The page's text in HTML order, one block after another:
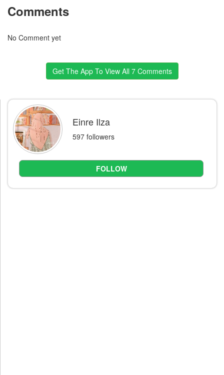
Comments
No Comment yet
Get The App To View All 7 Comments
Einre Ilza
597 followers
FOLLOW